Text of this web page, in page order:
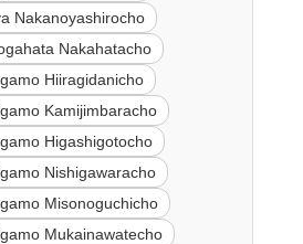
Nakanoyashirocho
Nakahatacho
Hiiragidanicho
Kamijimbaracho
Higashigotocho
Nishigawaracho
Misonoguchicho
Mukainawatecho